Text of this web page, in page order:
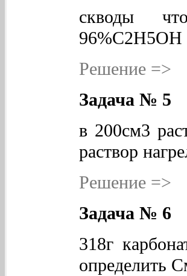
скводы
96%С2Н5ОН
Решение =>
Задача № 5
в 200см3
раствор
Решение =>
Задача № 6
318г
определить